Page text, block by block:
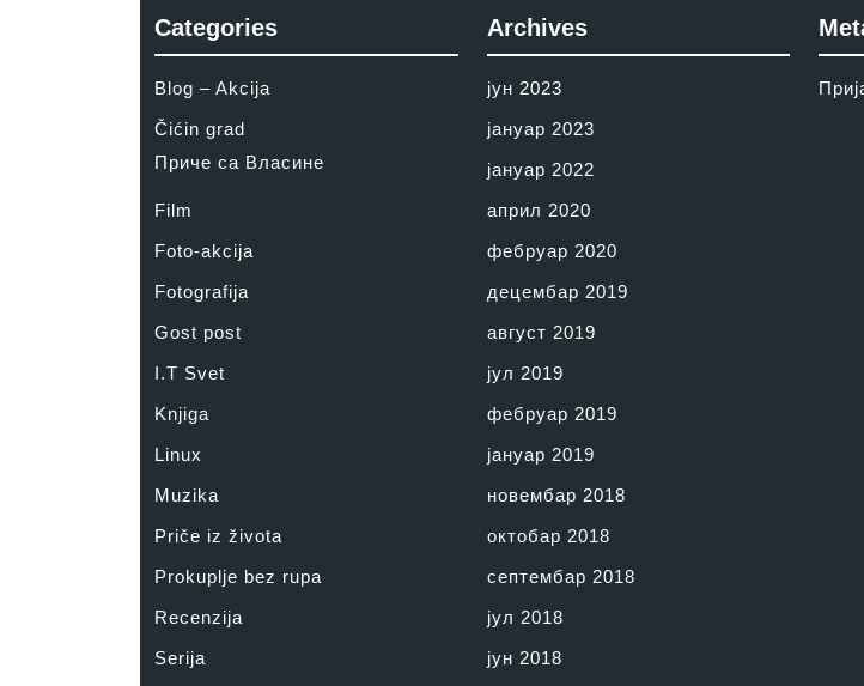
Categories
Blog – Akcija
Čićin grad
Приче са Власине
Film
Foto-akcija
Fotografija
Gost post
I.T Svet
Knjiga
Linux
Muzika
Priče iz života
Prokuplje bez rupa
Recenzija
Serija
Archives
јун 2023
јануар 2023
јануар 2022
април 2020
фебруар 2020
децембар 2019
август 2019
јул 2019
фебруар 2019
јануар 2019
новембар 2018
октобар 2018
септембар 2018
јул 2018
јун 2018